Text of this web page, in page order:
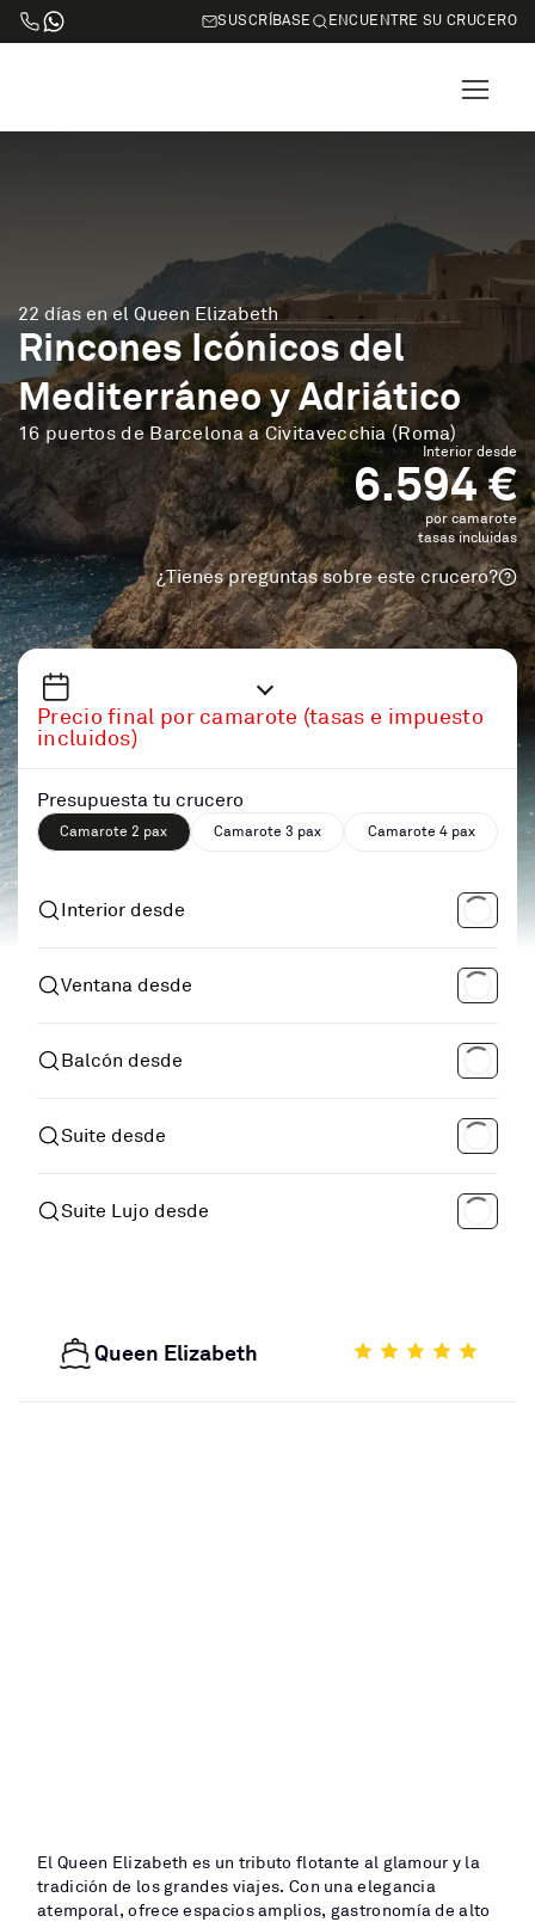
SUSCRÍBASE ENCUENTRE SU CRUCERO
22 días en el Queen Elizabeth
Rincones Icónicos del
Mediterráneo y Adriático
16 puertos de Barcelona a Civitavecchia (Roma)
Interior desde
6.594 €
por camarote
tasas incluidas
¿Tienes preguntas sobre este crucero?
Precio final por camarote (tasas e impuesto
incluidos)
Presupuesta tu crucero
Camarote 2 pax Camarote 3 pax Camarote 4 pax
Interior desde
Ventana desde
Balcón desde
Suite desde
Suite Lujo desde
Queen Elizabeth
El Queen Elizabeth es un tributo flotante al glamour y la
tradición de los grandes viajes. Con una elegancia
atemporal, ofrece espacios amplios, gastronomía de alto